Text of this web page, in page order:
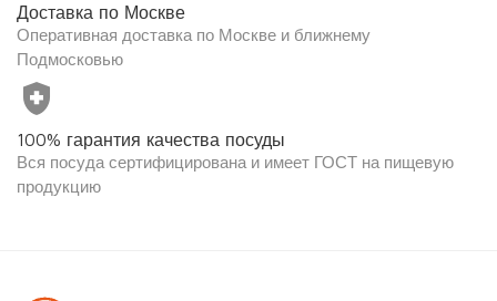
Доставка по Москве
Оперативная доставка по Москве и ближнему
Подмосковью
health_and_safety
100% гарантия качества посуды
Вся посуда сертифицирована и имеет ГОСТ на пищевую
продукцию